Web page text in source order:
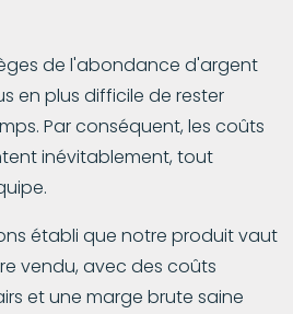
de l'abondance d'argent
en plus difficile de rester
Par conséquent, les coûts
inévitablement, tout
établi que notre produit vaut
vendu, avec des coûts
et une marge brute saine